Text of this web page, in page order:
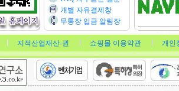
개별 자유결제창
무통장 입금 알림장
지적산업재산-권 쇼핑몰 이용약관 개인